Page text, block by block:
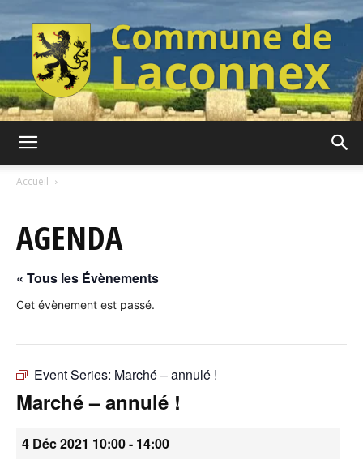
Laconnex
Canton
Accueil
AGENDA
« Tous les Évènements
Cet évènement est passé.
Event Series: Marché – annulé !
Marché – annulé !
4 Déc 2021 10:00- 14:00